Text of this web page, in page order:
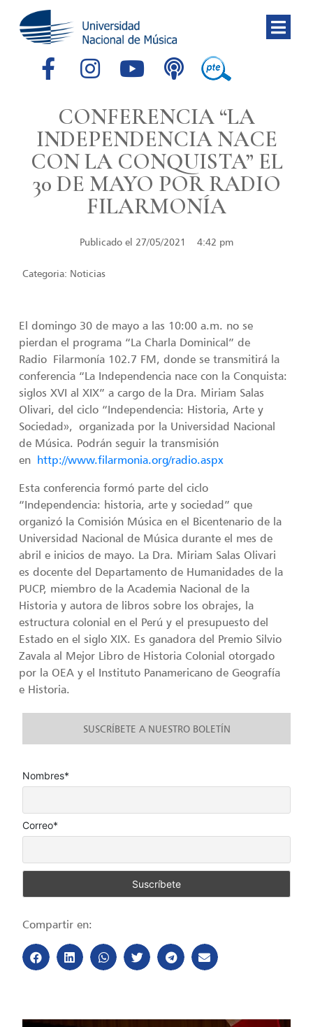
CONFERENCIA “LA
INDEPENDENCIA NACE
CON LA CONQUISTA” EL
30 DE MAYO POR RADIO
FILARMONÍA
Publicado el 27/05/2021 4:42 pm
Categoria: Noticias
El domingo 30 de mayo a las 10:00 a.m. no se
pierdan el programa “La Charla Dominical” de
Radio Filarmonía 102.7 FM, donde se transmitirá la
conferencia “La Independencia nace con la Conquista:
siglos XVI al XIX” a cargo de la Dra. Miriam Salas
Olivari, del ciclo “Independencia: Historia, Arte y
Sociedad»,organizada por la Universidad Nacional
de Música. Podrán seguir la transmisión
en http://www.filarmonia.org/radio.aspx
Esta conferencia formó parte del ciclo
“Independencia: historia, arte y sociedad” que
organizó la Comisión Música en el Bicentenario de la
Universidad Nacional de Música durante el mes de
abril e inicios de mayo. La Dra. Miriam Salas Olivari
es docente del Departamento de Humanidades de la
PUCP, miembro de la Academia Nacional de la
Historia y autora de libros sobre los obrajes, la
estructura colonial en el Perú y el presupuesto del
Estado en el siglo XIX. Es ganadora del Premio Silvio
Zavala al Mejor Libro de Historia Colonial otorgado
por la OEA y el Instituto Panamericano de Geografía
e Historia.
SUSCRÍBETE A NUESTRO BOLETÍN
Nombres*
Correo*
Compartir en: